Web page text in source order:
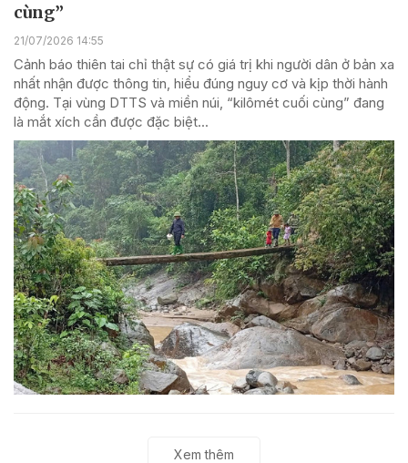
cùng”
21/07/2026 14:55
Cảnh báo thiên tai chỉ thật sự có giá trị khi người dân ở bản xa
nhất nhận được thông tin, hiểu đúng nguy cơ và kịp thời hành
động. Tại vùng DTTS và miền núi, “kilômét cuối cùng” đang
là mắt xích cần được đặc biệt...
Xem thêm